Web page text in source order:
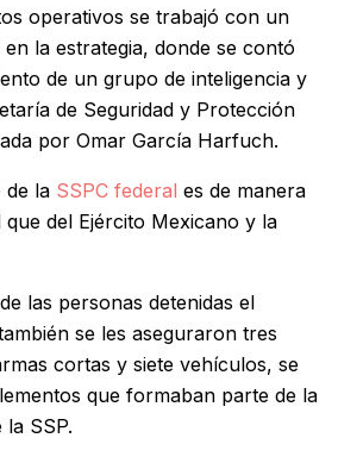
operativos se trabajó con un
la estrategia, donde se contó
de un grupo de inteligencia y
de Seguridad y Protección
por Omar García Harfuch.
de la SSPC federal es de manera
del Ejército Mexicano y la
las personas detenidas el
se les aseguraron tres
cortas y siete vehículos, se
que formaban parte de la
la SSP.